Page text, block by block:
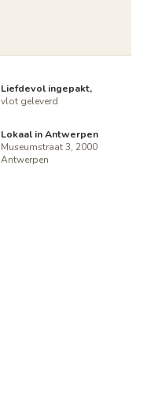
Liefdevol ingepakt,
vlot geleverd
Lokaal in Antwerpen
Museumstraat 3, 2000
Antwerpen